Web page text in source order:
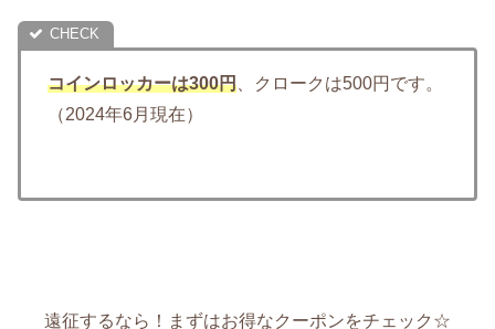
コインロッカーは300円 、クロークは500円です。
（2024年6月現在）
遠征するなら！まずはお得なクーポンをチェック☆